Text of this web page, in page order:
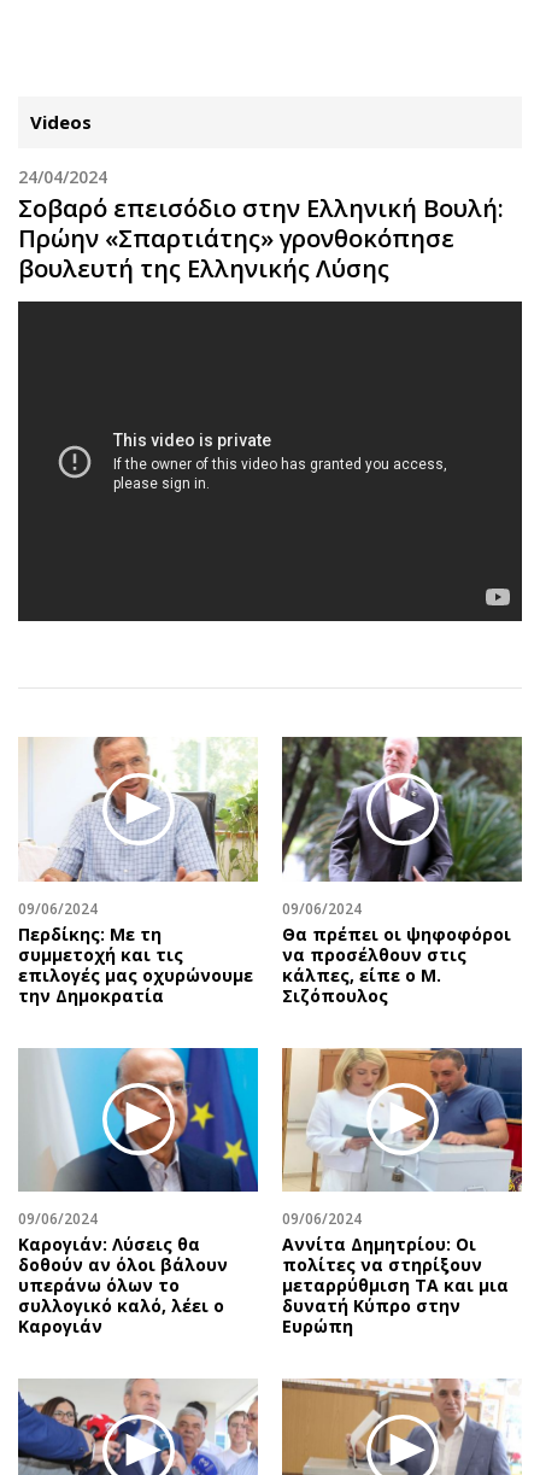
ΚΑΤΗΓΟΡΙΕΣ ΣΥΝΔΕΣΗ
Κύπρος
Παιδεία
Προεδρικές 2023
Δημοσκοπήσεις
Οικονομική
Οικονομία
Real Estate
Επιχειρήσεις
Αγορές
Money Review
AstroBank Properties
Trends
Ναυτιλία
Περιβάλλον
Ελλάδα
Κόσμος
Παράξενα
Πολιτισμός
Σινεμά
Θέατρο-Χορός
Μουσική
Βιβλίο
Χειρόγραφα
Απόψεις
Αρθρογραφία
Πωλούνται
Αφιερώματα
Πολιτική
Οικονομία
Γενικά
Αναδρομές
Πρόσωπα
Περιβάλλον
Good Life
Showbiz
Ταξίδια
Συνταγές
Έξοδος
Media
Εκπομπές
Wine routes
Podcasts
Uncut
Προσωπικότητες στην ''Κ''
Επιστολές
Videos
24/04/2024
Σοβαρό επεισόδιο στην Ελληνική Βουλή:
Πρώην «Σπαρτιάτης» γρονθοκόπησε
βουλευτή της Ελληνικής Λύσης
09/06/2024
Περδίκης: Με τη
συμμετοχή και τις
επιλογές μας οχυρώνουμε
την Δημοκρατία
09/06/2024
Θα πρέπει οι ψηφοφόροι
να προσέλθουν στις
κάλπες, είπε ο Μ.
Σιζόπουλος
09/06/2024
Καρογιάν: Λύσεις θα
δοθούν αν όλοι βάλουν
υπεράνω όλων το
συλλογικό καλό, λέει ο
Καρογιάν
09/06/2024
Αννίτα Δημητρίου: Οι
πολίτες να στηρίξουν
μεταρρύθμιση ΤΑ και μια
δυνατή Κύπρο στην
Ευρώπη